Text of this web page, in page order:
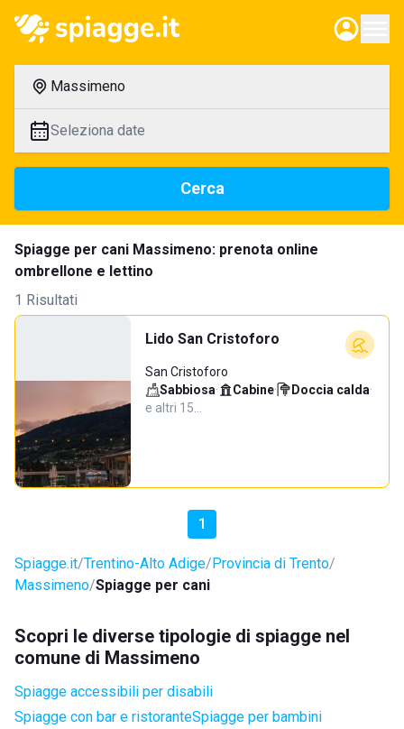
Massimeno
Seleziona date
Cerca
Spiagge per cani Massimeno: prenota online
ombrellone e lettino
1 Risultati
Lido San Cristoforo
San Cristoforo
Sabbiosa· Cabine· Doccia calda·
e altri 15…
1
Spiagge.it Trentino-Alto Adige Provincia di Trento
Massimeno Spiagge per cani
Scopri le diverse tipologie di spiagge nel
comune di Massimeno
Spiagge accessibili per disabili
Spiagge con bar e ristoranteSpiagge per bambini